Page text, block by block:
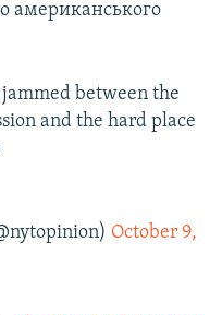
американського
between the
and the hard place
October 9,